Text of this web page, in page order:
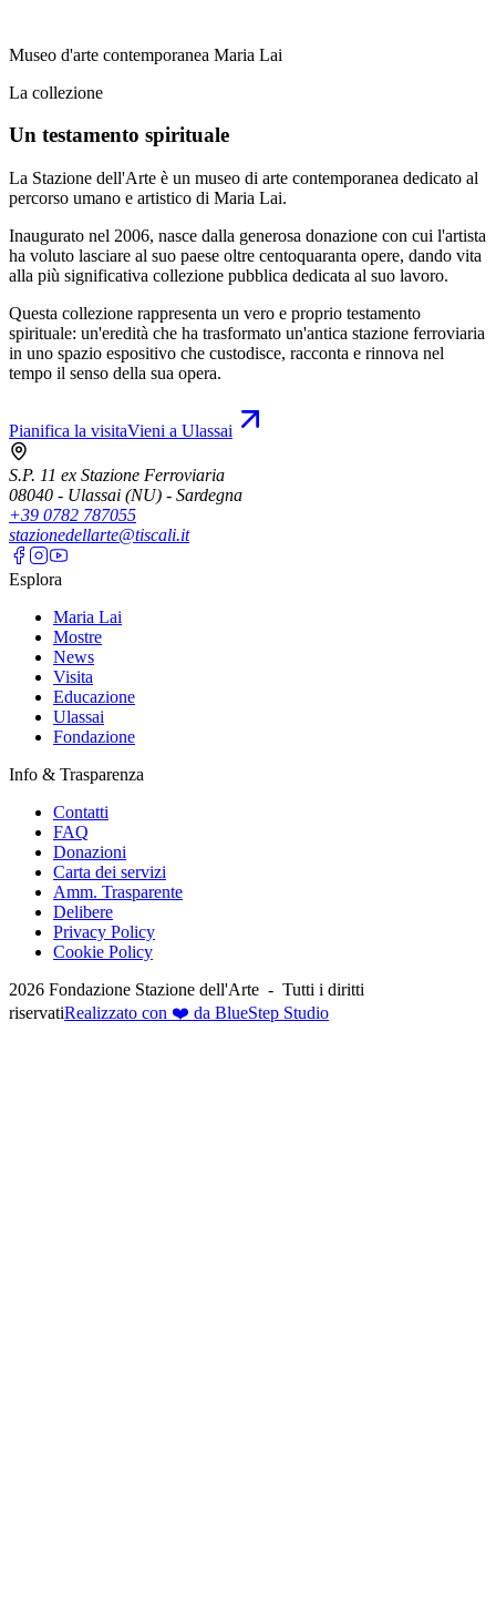
Museo d'arte contemporanea Maria Lai
La collezione
Un testamento spirituale
La Stazione dell'Arte è un museo di arte contemporanea dedicato al
percorso umano e artistico di Maria Lai.
Inaugurato nel 2006, nasce dalla generosa donazione con cui l'artista
ha voluto lasciare al suo paese oltre centoquaranta opere, dando vita
alla più significativa collezione pubblica dedicata al suo lavoro.
Questa collezione rappresenta un vero e proprio testamento
spirituale: un'eredità che ha trasformato un'antica stazione ferroviaria
in uno spazio espositivo che custodisce, racconta e rinnova nel
tempo il senso della sua opera.
Pianifica la visitaVieni a Ulassai
S.P. 11 ex Stazione Ferroviaria
08040 - Ulassai (NU) - Sardegna
+39 0782 787055
stazionedellarte@tiscali.it
Esplora
Maria Lai
Mostre
News
Visita
Educazione
Ulassai
Fondazione
Info & Trasparenza
Contatti
FAQ
Donazioni
Carta dei servizi
Amm. Trasparente
Delibere
Privacy Policy
Cookie Policy
2026 Fondazione Stazione dell'Arte - Tutti i diritti
riservatiRealizzato con ❤️ da BlueStep Studio